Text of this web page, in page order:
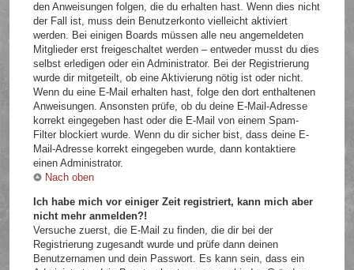
den Anweisungen folgen, die du erhalten hast. Wenn dies nicht
der Fall ist, muss dein Benutzerkonto vielleicht aktiviert
werden. Bei einigen Boards müssen alle neu angemeldeten
Mitglieder erst freigeschaltet werden – entweder musst du dies
selbst erledigen oder ein Administrator. Bei der Registrierung
wurde dir mitgeteilt, ob eine Aktivierung nötig ist oder nicht.
Wenn du eine E-Mail erhalten hast, folge den dort enthaltenen
Anweisungen. Ansonsten prüfe, ob du deine E-Mail-Adresse
korrekt eingegeben hast oder die E-Mail von einem Spam-
Filter blockiert wurde. Wenn du dir sicher bist, dass deine E-
Mail-Adresse korrekt eingegeben wurde, dann kontaktiere
einen Administrator.
Nach oben
Ich habe mich vor einiger Zeit registriert, kann mich aber
nicht mehr anmelden?!
Versuche zuerst, die E-Mail zu finden, die dir bei der
Registrierung zugesandt wurde und prüfe dann deinen
Benutzernamen und dein Passwort. Es kann sein, dass ein